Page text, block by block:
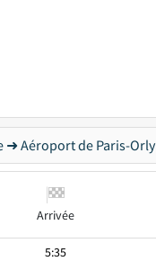
➜ Aéroport de Paris-Orly
Arrivée
5:35